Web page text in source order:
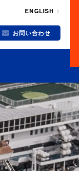
ENGLISH
お問い合わせ